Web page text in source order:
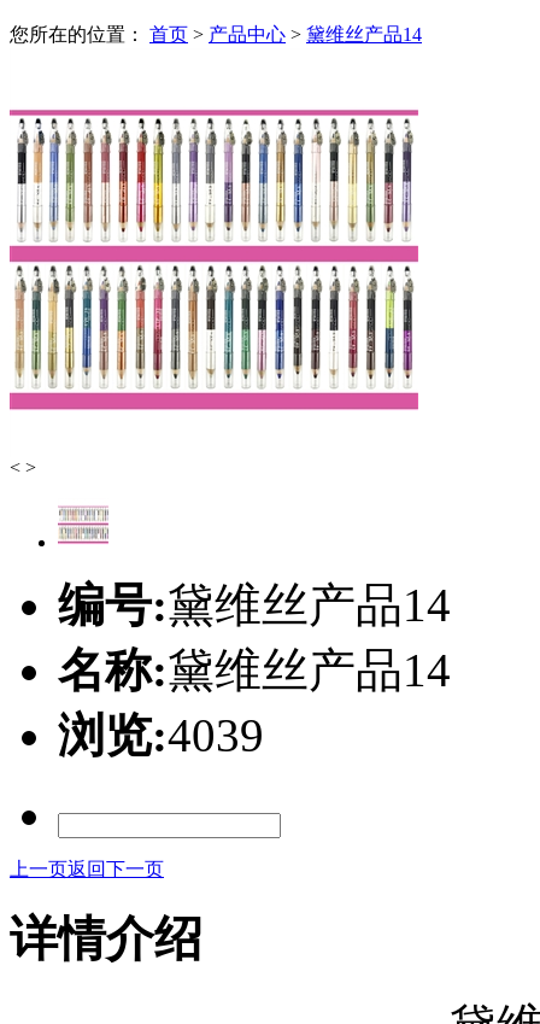
您所在的位置： 首页 > 产品中心 > 黛维丝产品14
< >
编号:黛维丝产品14
名称:黛维丝产品14
浏览:4039
上一页返回下一页
详情介绍